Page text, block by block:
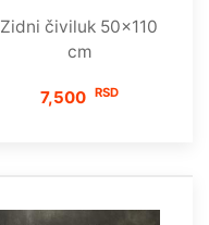
Zidni čiviluk 50x110
cm
7,500 RSD